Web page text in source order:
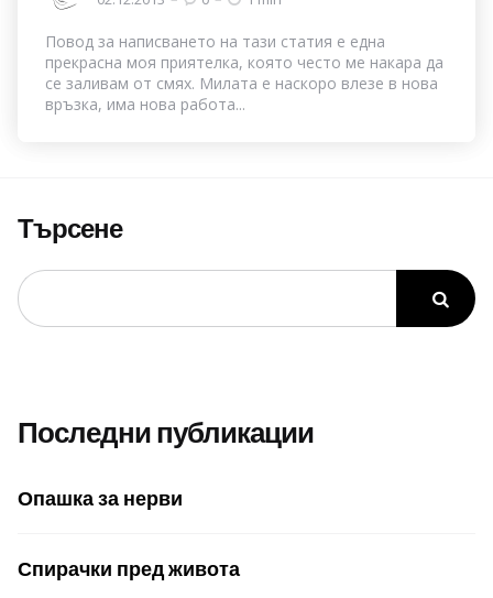
Повод за написването на тази статия е една
прекрасна моя приятелка, която често ме накара да
се заливам от смях. Милата е наскоро влезе в нова
връзка, има нова работа...
Търсене
Последни публикации
Опашка за нерви
Спирачки пред живота